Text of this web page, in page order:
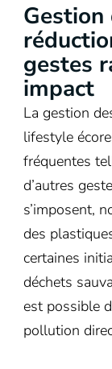
Gestion
gestes
impact
La gestion
lifestyle
fréquentes
d’autres
s’imposent,
des
certaines
déchets
est possible
pollution